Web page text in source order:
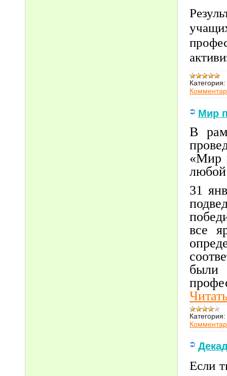
Категория:
Мир
В
«Мир
31
все
Категория:
Если